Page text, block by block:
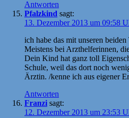
Antworten
Pfalzkind sagt:
13. Dezember 2013 um 09:58
ich habe das mit unseren
Meistens bei Arzthelferinnen,
Dein Kind hat ganz toll
Schule, weil das dort noch
Ärztin. /kenne ich aus eigener
Antworten
Franzi sagt:
12. Dezember 2013 um 23:53